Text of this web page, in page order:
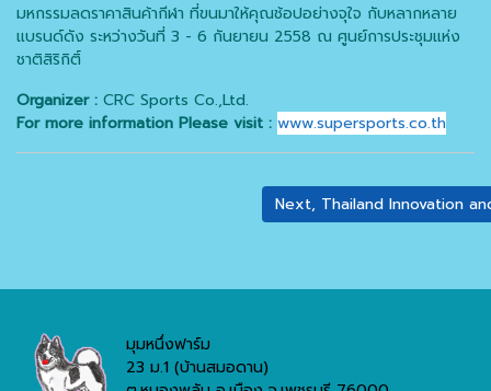
มหกรรมลดราคาสินค้ากีฬา ที่ขนมาให้คุณช้อปอย่างจุใจ กับหลากหลาย
แบรนด์ดัง ระหว่างวันที่ 3 - 6 กันยายน 2558 ณ ศูนย์การประชุมแห่ง
ชาติสิริกิติ์
Organizer : CRC Sports Co.,Ltd.
For more information Please visit : www.supersports.co.th
Next, Thailand Innovation
มุมหนึ่งฟาร์ม
23 ม.1 (บ้านสมอดาน)